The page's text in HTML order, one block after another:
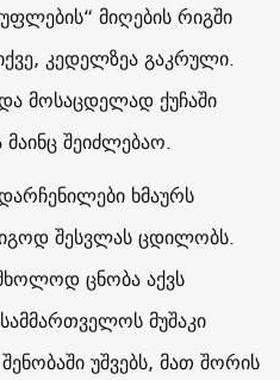
მიღების რიგში
კედელზეა გაკრული.
მოსაცდელად ქუჩაში
შეიძლებაო.
ხმაურს
შესვლას ცდილობს.
ცნობა აქვს
მუშაკი
უშვებს, მათ შორის